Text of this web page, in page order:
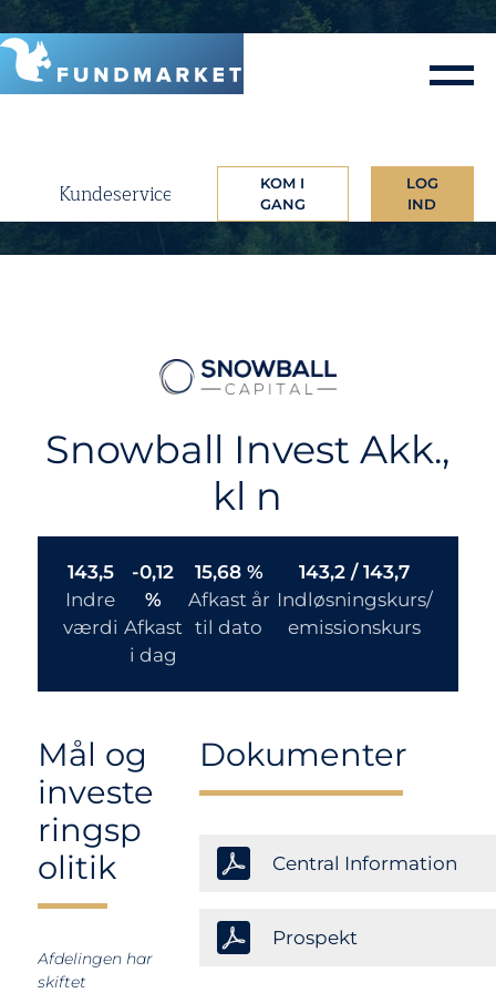
Skip
to
content
Kundeservice
KOM I
GANG
LOG
IND
Snowball Invest Akk.,
kl n
143,5
Indre
værdi
-0,12
%
Afkast
i dag
15,68 %
Afkast år
til dato
143,2 / 143,7
Indløsningskurs/
emissionskurs
Mål og
investe
ringsp
olitik
Afdelingen har
skiftet
Dokumenter
Central Information
Prospekt